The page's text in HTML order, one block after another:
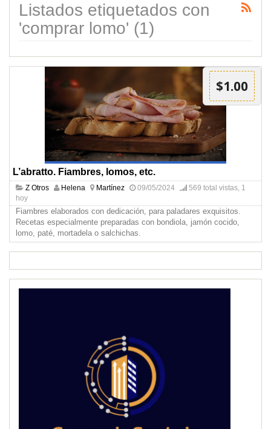
Listados etiquetados con
'comprar lomo' (1)
$1.00
L’abratto. Fiambres, lomos, etc.
Z Otros Helena Martínez 09/05/2024
569 total vistas, 1
hoy
Fiambres elaborados con dedicación, para paladares exquisitos.
Recetas especialmente preparadas con bondiola, jamón cocido,
lomo, paté, mortadela o salchichas.